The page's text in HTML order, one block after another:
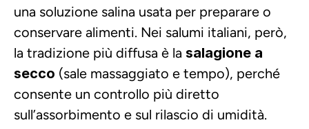
una soluzione salina usata per preparare o
conservare alimenti. Nei salumi italiani, però,
la tradizione più diffusa è la salagione a
secco (sale massaggiato e tempo), perché
consente un controllo più diretto
sull’assorbimento e sul rilascio di umidità.